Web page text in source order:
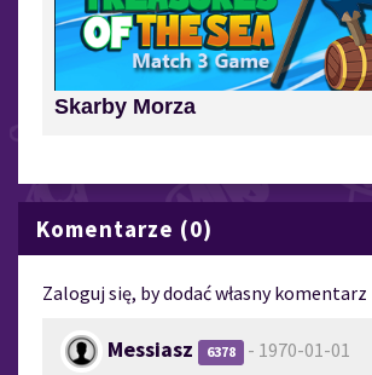
Skarby Morza
Komentarze (0)
Zaloguj się, by dodać własny komentarz
Messiasz 6378 - 1970-01-01